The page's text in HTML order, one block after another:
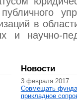
в
и научно-
Новости
3 февраля 2017
Совмещать
прикладное